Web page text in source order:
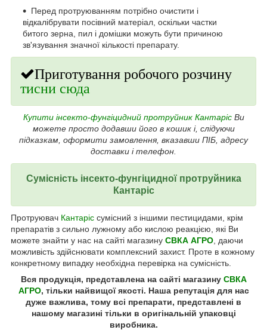
Перед протруюванням потрібно очистити і
відкалібрувати посівний матеріал, оскільки частки
битого зерна, пил і домішки можуть бути причиною
зв'язування значної кількості препарату.
Приготування робочого розчину
тисни сюда
Купити інсекто-фунгіцидний протруйник Кантаріс Ви
можете просто додавши його в кошик і, слідуючи
підказкам, оформити замовлення, вказавши ПІБ, адресу
доставки і телефон.
Сумісність інсекто-фунгіцидної протруйника
Кантаріс
Протруювач Кантаріс сумісний з іншими пестицидами, крім
препаратів з сильно лужному або кислою реакцією, які Ви
можете знайти у нас на сайті магазину СВКА АГРО , даючи
можливість здійснювати комплексний захист. Проте в кожному
конкретному випадку необхідна перевірка на сумісність.
Вся продукція, представлена на сайті магазину СВКА
АГРО, тільки найвищої якості. Наша репутація для нас
дуже важлива, тому всі препарати, представлені в
нашому магазині тільки в оригінальній упаковці
виробника.